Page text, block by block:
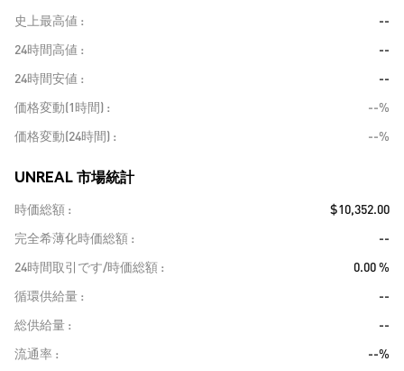
史上最高値
--
24時間高値
--
24時間安値
--
価格変動(1時間)
--%
価格変動(24時間)
--%
UNREAL 市場統計
時価総額
$10,352.00
完全希薄化時価総額
--
24時間取引です/時価総額
0.00 %
循環供給量
--
総供給量
--
流通率
--%